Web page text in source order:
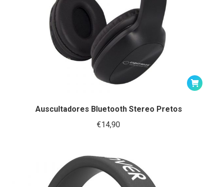
Auscultadores Bluetooth Stereo Pretos
€14,90